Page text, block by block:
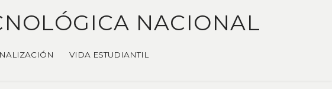
NACIONAL
VIDA ESTUDIANTIL